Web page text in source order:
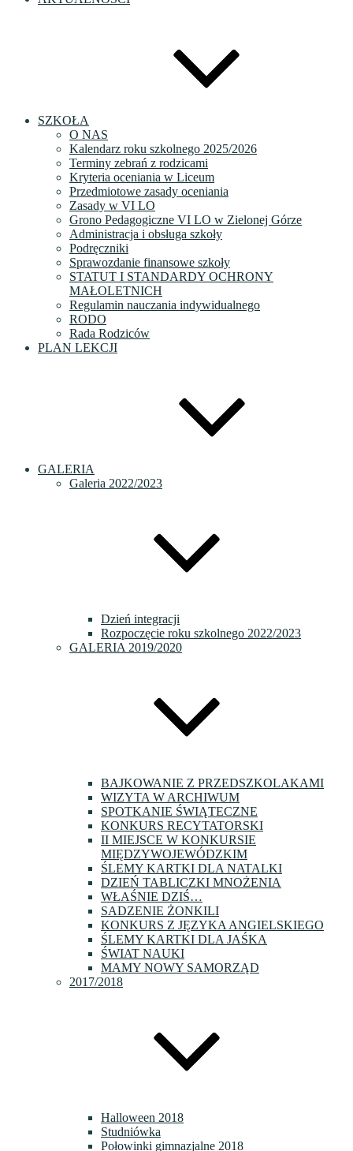
SZKOŁA
O NAS
Kalendarz roku szkolnego 2025/2026
Terminy zebrań z rodzicami
Kryteria oceniania w Liceum
Przedmiotowe zasady oceniania
Zasady w VI LO
Grono Pedagogiczne VI LO w Zielonej Górze
Administracja i obsługa szkoły
Podręczniki
Sprawozdanie finansowe szkoły
STATUT I STANDARDY OCHRONY
MAŁOLETNICH
Regulamin nauczania indywidualnego
RODO
Rada Rodziców
PLAN LEKCJI
GALERIA
Galeria 2022/2023
Dzień integracji
Rozpoczęcie roku szkolnego 2022/2023
GALERIA 2019/2020
BAJKOWANIE Z PRZEDSZKOLAKAMI
WIZYTA W ARCHIWUM
SPOTKANIE ŚWIĄTECZNE
KONKURS RECYTATORSKI
II MIEJSCE W KONKURSIE
MIĘDZYWOJEWÓDZKIM
ŚLEMY KARTKI DLA NATALKI
DZIEŃ TABLICZKI MNOŻENIA
WŁAŚNIE DZIŚ…
SADZENIE ŻONKILI
KONKURS Z JĘZYKA ANGIELSKIEGO
ŚLEMY KARTKI DLA JAŚKA
ŚWIAT NAUKI
MAMY NOWY SAMORZĄD
2017/2018
Halloween 2018
Studniówka
Połowinki gimnazjalne 2018